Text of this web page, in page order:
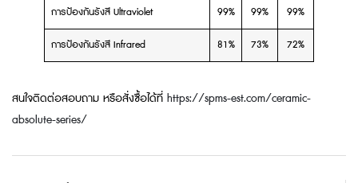
การป้องกันรังสี Ultraviolet 99% 99% 99%
การป้องกันรังสี Infrared 81% 73% 72%
สนใจติดต่อสอบถาม หรือสั่งซื้อได้ที่ https://spms-est.com/ceramic-
absolute-series/